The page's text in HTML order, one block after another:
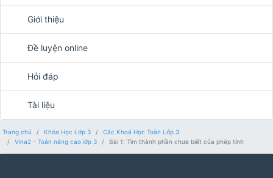
Giới thiệu
Đề luyện online
Hỏi đáp
Tài liệu
Trang chủ Khóa Học Lớp 3
Các Khoá Học Toán Lớp 3
Vina2 - Toán nâng cao lớp 3
Bài 1: Tìm thành phần chưa biết của phép tính